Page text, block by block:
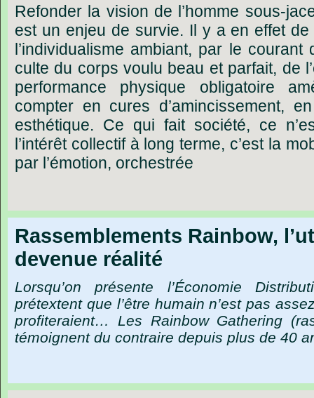
Refonder la vision de l’homme sous-
est un enjeu de survie. Il y a en effet
l’individualisme ambiant, par le
culte du corps voulu beau et parfait, de
performance physique obligatoire
compter en cures d’amincissement,
esthétique. Ce qui fait société, ce
l’intérêt collectif à long terme, c’est la
par l’émotion, orchestrée
Rassemblements Rainbow,
devenue réalité
Lorsqu’on présente l’Économie
prétextent que l’être humain n’est pas
profiteraient… Les Rainbow Gathering
témoignent du contraire depuis plus de 40